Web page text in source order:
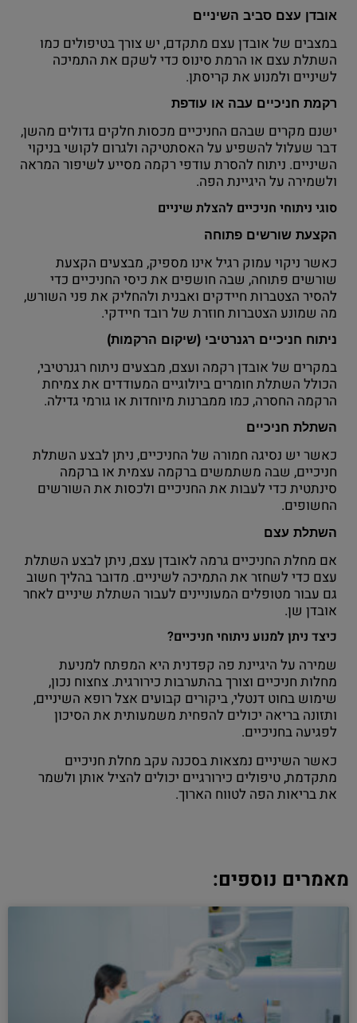
אובדן עצם סביב השיניים
במצבים של אובדן עצם מתקדם, יש צורך בטיפולים כמו
השתלת עצם או הרמת סינוס כדי לשקם את התמיכה
לשיניים ולמנוע את קריסתן.
רקמת חניכיים עבה או עודפת
ישנם מקרים שבהם החניכיים מכסות חלקים גדולים מהשן,
דבר שעלול להשפיע על האסתטיקה ולגרום לקושי בניקוי
השיניים. ניתוח להסרת עודפי רקמה מסייע לשיפור המראה
ולשמירה על היגיינת הפה.
סוגי ניתוחי חניכיים להצלת שיניים
הקצעת שורשים פתוחה
כאשר ניקוי עמוק רגיל אינו מספיק, מבצעים הקצעת
שורשים פתוחה, שבה חושפים את כיסי החניכיים כדי
להסיר הצטברות חיידקים ואבנית ולהחליק את פני השורש,
מה שמונע הצטברות חוזרת של רובד חיידקי.
ניתוח חניכיים רגנרטיבי (שיקום הרקמות)
במקרים של אובדן רקמה ועצם, מבצעים ניתוח רגנרטיבי,
הכולל השתלת חומרים ביולוגיים המעודדים את צמיחת
הרקמה החסרה, כמו ממברנות מיוחדות או גורמי גדילה.
השתלת חניכיים
כאשר יש נסיגה חמורה של החניכיים, ניתן לבצע השתלת
חניכיים, שבה משתמשים ברקמה עצמית או ברקמה
סינתטית כדי לעבות את החניכיים ולכסות את השורשים
החשופים.
השתלת עצם
אם מחלת החניכיים גרמה לאובדן עצם, ניתן לבצע השתלת
עצם כדי לשחזר את התמיכה לשיניים. מדובר בהליך חשוב
גם עבור מטופלים המעוניינים לעבור השתלת שיניים לאחר
אובדן שן.
כיצד ניתן למנוע ניתוחי חניכיים?
שמירה על היגיינת פה קפדנית היא המפתח למניעת
מחלות חניכיים וצורך בהתערבות כירורגית. צחצוח נכון,
שימוש בחוט דנטלי, ביקורים קבועים אצל רופא השיניים,
ותזונה בריאה יכולים להפחית משמעותית את הסיכון
לפגיעה בחניכיים.
כאשר השיניים נמצאות בסכנה עקב מחלת חניכיים
מתקדמת, טיפולים כירורגיים יכולים להציל אותן ולשמר
את בריאות הפה לטווח הארוך.
מאמרים נוספים: